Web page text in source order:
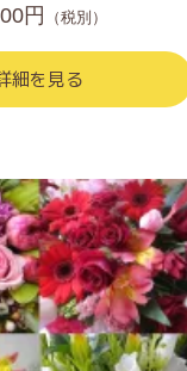
円
（税別）
細を見る